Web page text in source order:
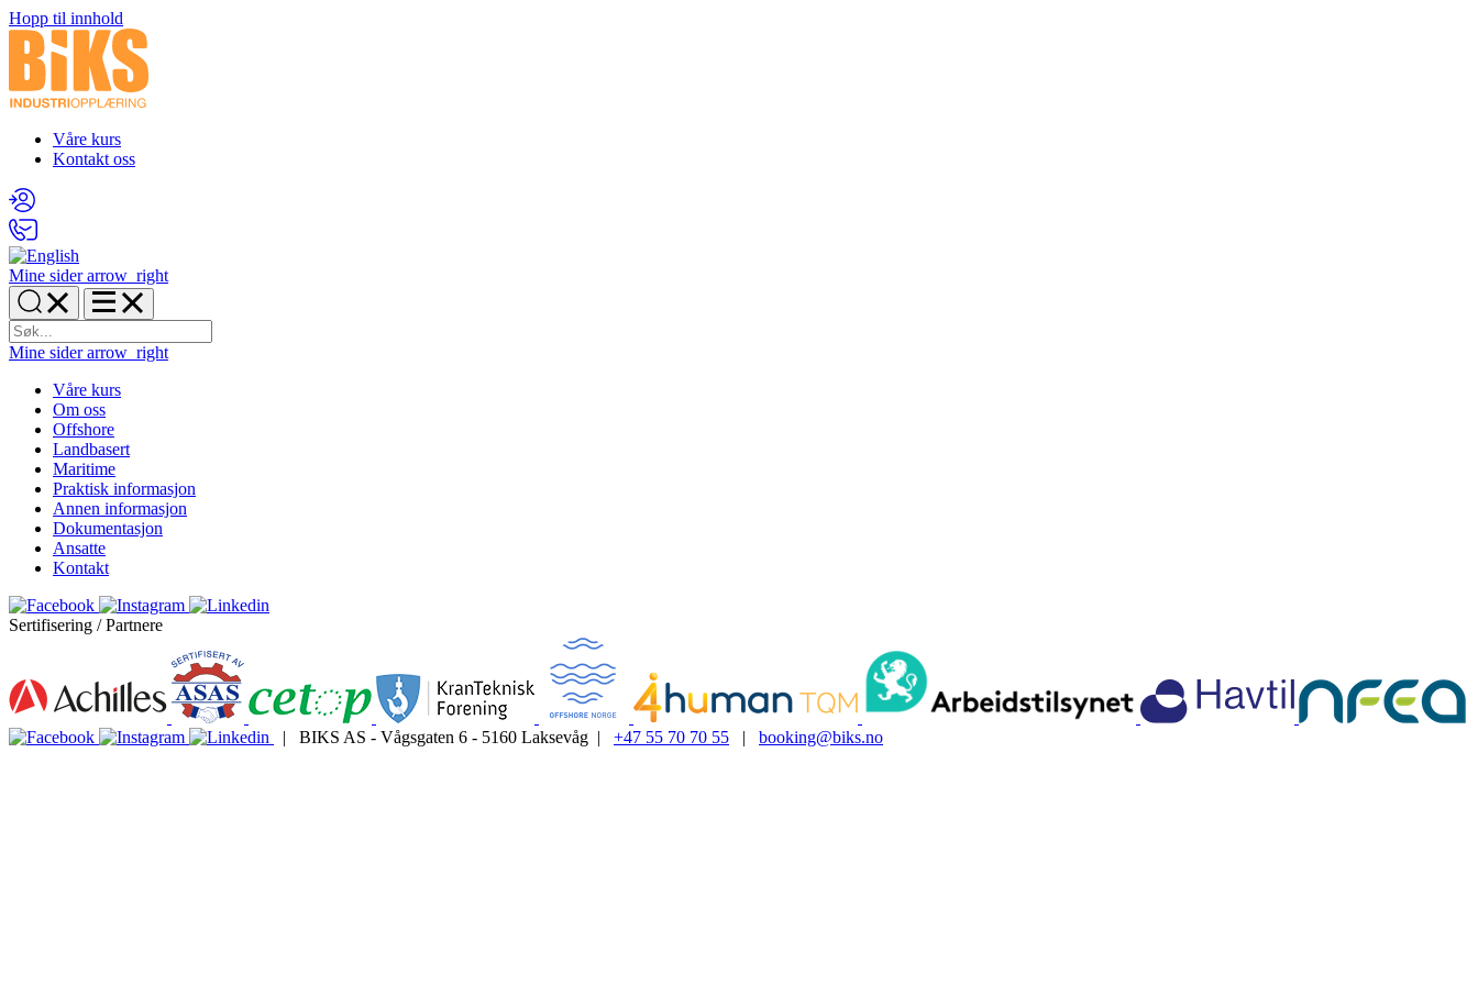
Hopp til innhold
Våre kurs
Kontakt oss
Mine sider arrow_right
Mine sider arrow_right
Våre kurs
Om oss
Offshore
Landbasert
Maritime
Praktisk informasjon
Annen informasjon
Dokumentasjon
Ansatte
Kontakt
Sertifisering / Partnere
| BIKS AS - Vågsgaten 6 - 5160 Laksevåg | +47 55 70 70 55 | booking@biks.no